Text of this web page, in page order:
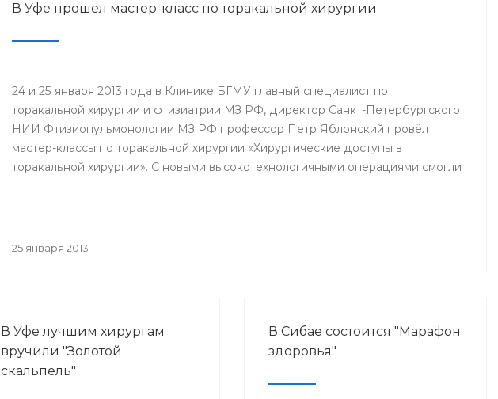
МР Благовещенский район
В Уфе прошел мастер-класс по торакальной хирургии
24 и 25 января 2013 года в Клинике БГМУ главный специалист по
торакальной хирургии и фтизиатрии МЗ РФ, директор Санкт-Петербургского
НИИ Фтизиопульмонологии МЗ РФ профессор Петр Яблонский провёл
мастер-классы по торакальной хирургии «Хирургические доступы в
торакальной хирургии». С новыми высокотехнологичными операциями смогли
25 января 2013
В Уфе лучшим хирургам
вручили "Золотой
скальпель"
В Сибае состоится "Марафон
здоровья"